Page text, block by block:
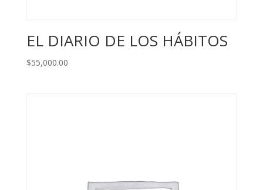
EL DIARIO DE LOS HÁBITOS
$55,000.00